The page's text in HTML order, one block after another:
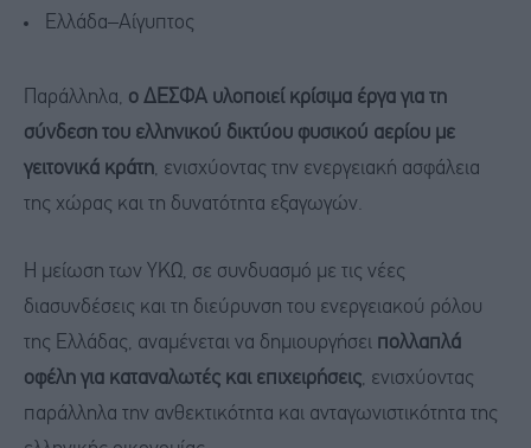
Ελλάδα–Αίγυπτος
Παράλληλα, ο ΔΕΣΦΑ υλοποιεί κρίσιμα έργα για τη
σύνδεση του ελληνικού δικτύου φυσικού αερίου με
γειτονικά κράτη, ενισχύοντας την ενεργειακή ασφάλεια
της χώρας και τη δυνατότητα εξαγωγών.
Η μείωση των ΥΚΩ, σε συνδυασμό με τις νέες
διασυνδέσεις και τη διεύρυνση του ενεργειακού ρόλου
της Ελλάδας, αναμένεται να δημιουργήσει πολλαπλά
οφέλη για καταναλωτές και επιχειρήσεις, ενισχύοντας
παράλληλα την ανθεκτικότητα και ανταγωνιστικότητα της